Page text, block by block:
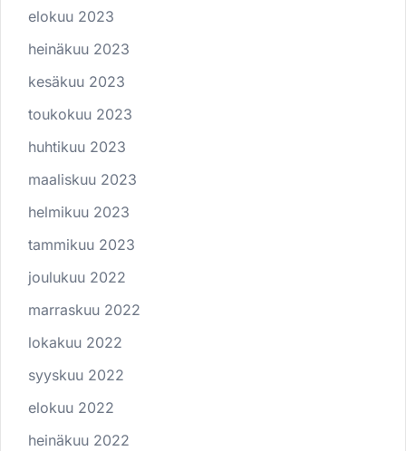
elokuu 2023
heinäkuu 2023
kesäkuu 2023
toukokuu 2023
huhtikuu 2023
maaliskuu 2023
helmikuu 2023
tammikuu 2023
joulukuu 2022
marraskuu 2022
lokakuu 2022
syyskuu 2022
elokuu 2022
heinäkuu 2022